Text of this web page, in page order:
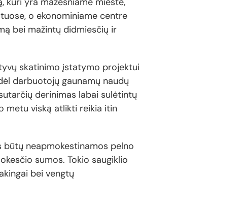
o ekonominiame centre
bei mažintų didmiesčių ir
skatinimo įstatymo projektui
darbuotojų gaunamų naudų
derinimas labai sulėtintų
metu viską atlikti reikia itin
neapmokestinamos pelno
sumos. Tokio saugiklio
bei vengtų